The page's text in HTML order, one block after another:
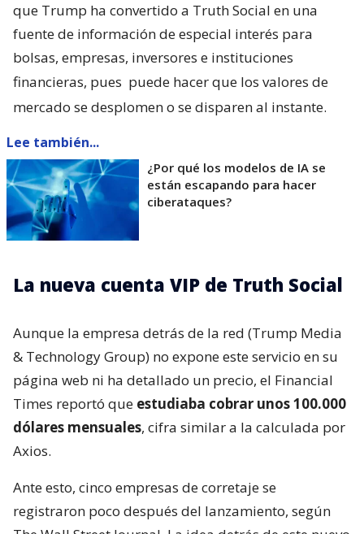
que Trump ha convertido a Truth Social en una
fuente de información de especial interés para
bolsas, empresas, inversores e instituciones
financieras, pues puede hacer que los valores de
mercado se desplomen o se disparen al instante.
Lee también...
¿Por qué los modelos de IA se
están escapando para hacer
ciberataques?
La nueva cuenta VIP de Truth Social
Aunque la empresa detrás de la red (Trump Media
& Technology Group) no expone este servicio en su
página web ni ha detallado un precio, el Financial
Times reportó que estudiaba cobrar unos 100.000
dólares mensuales, cifra similar a la calculada por
Axios.
Ante esto, cinco empresas de corretaje se
registraron poco después del lanzamiento, según